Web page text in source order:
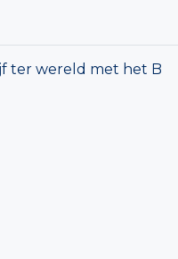
ter wereld met het B